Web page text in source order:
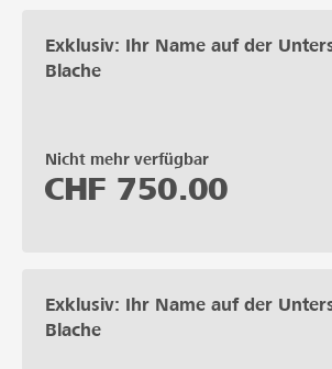
Exklusiv: Ihr Name auf der
Blache
Nicht mehr verfügbar
CHF 750.00
Exklusiv: Ihr Name auf der
Blache